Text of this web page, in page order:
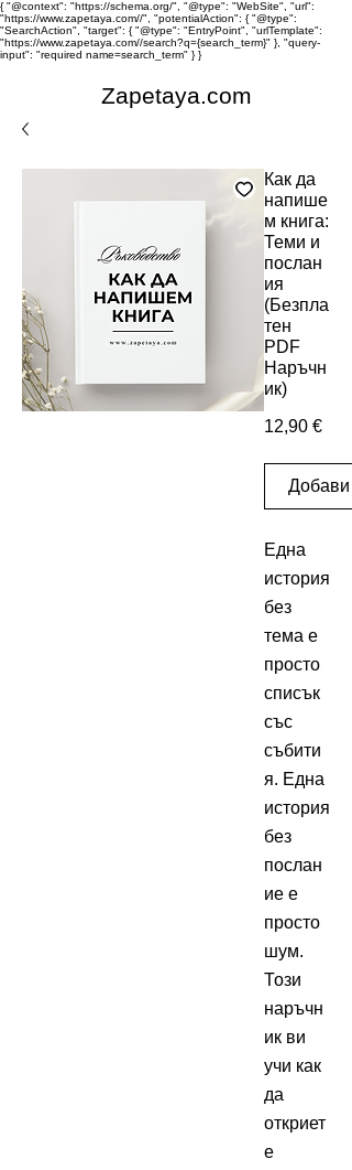
{ "@context": "https://schema.org/", "@type": "WebSite", "url":
"https://www.zapetaya.com//", "potentialAction": { "@type":
"SearchAction", "target": { "@type": "EntryPoint", "urlTemplate":
"https://www.zapetaya.com//search?q={search_term}" }, "query-
input": "required name=search_term" } }
Zapetaya.com
Как да
напише
м книга:
Теми и
послан
ия
(Безпла
тен
PDF
Наръчн
ик)
12,90 €
Добави
Една
история
без
тема е
просто
списък
със
събити
я. Една
история
без
послан
ие е
просто
шум.
Този
наръчн
ик ви
учи как
да
откриет
е